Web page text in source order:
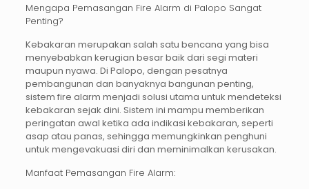
Mengapa Pemasangan Fire Alarm di Palopo Sangat
Penting?
Kebakaran merupakan salah satu bencana yang bisa
menyebabkan kerugian besar baik dari segi materi
maupun nyawa. Di Palopo, dengan pesatnya
pembangunan dan banyaknya bangunan penting,
sistem fire alarm menjadi solusi utama untuk mendeteksi
kebakaran sejak dini. Sistem ini mampu memberikan
peringatan awal ketika ada indikasi kebakaran, seperti
asap atau panas, sehingga memungkinkan penghuni
untuk mengevakuasi diri dan meminimalkan kerusakan.
Manfaat Pemasangan Fire Alarm: